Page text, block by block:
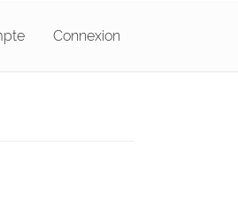
Connexion